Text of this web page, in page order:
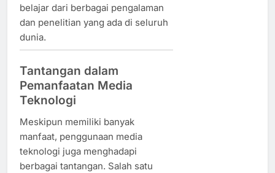
belajar dari berbagai pengalaman
dan penelitian yang ada di seluruh
dunia.
Tantangan dalam
Pemanfaatan Media
Teknologi
Meskipun memiliki banyak
manfaat, penggunaan media
teknologi juga menghadapi
berbagai tantangan. Salah satu